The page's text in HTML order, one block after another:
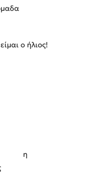
ο ήλιος!
η